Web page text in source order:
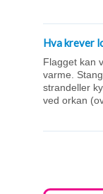
Hva krever
Flagget kan
varme.
strandeller
ved orkan